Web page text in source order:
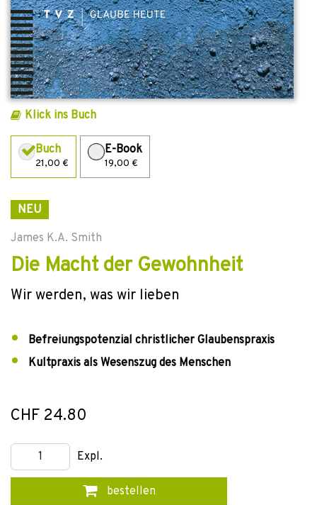
Klick ins Buch
Buch
21,00 €
E-Book
19,00 €
NEU
James K.A. Smith
Die Macht der Gewohnheit
Wir werden, was wir lieben
Befreiungspotenzial christlicher Glaubenspraxis
Kultpraxis als Wesenszug des Menschen
CHF 24.80
Expl.
bestellen